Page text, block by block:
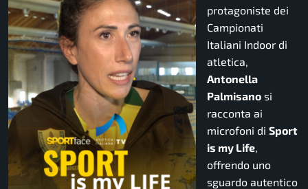
protagoniste dei
Campionati
Italiani Indoor di
atletica,
Antonella
Palmisano si
racconta ai
microfoni di Sport
is my Life
offrendo uno
sguardo autentico